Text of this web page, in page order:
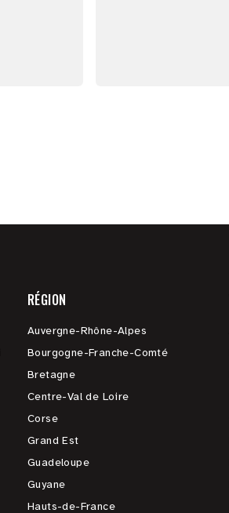
RÉGION
Auvergne-Rhône-Alpes
Bourgogne-Franche-Comté
Bretagne
Centre-Val de Loire
Corse
Grand Est
Guadeloupe
Guyane
Hauts-de-France